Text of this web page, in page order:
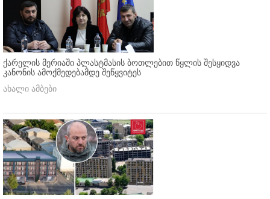
ქარელის მერიაში პლასტმასის ბოთლებით წყლის შესყიდვა
კანონის ამოქმედებამდე შეწყვიტეს
ახალი ამბები